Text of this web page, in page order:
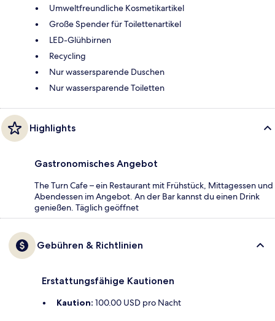
Umweltfreundliche Kosmetikartikel
Große Spender für Toilettenartikel
LED-Glühbirnen
Recycling
Nur wassersparende Duschen
Nur wassersparende Toiletten
Highlights
Gastronomisches Angebot
The Turn Cafe – ein Restaurant mit Frühstück, Mittagessen und
Abendessen im Angebot. An der Bar kannst du einen Drink
genießen. Täglich geöffnet
Gebühren & Richtlinien
Erstattungsfähige Kautionen
Kaution: 100.00 USD pro Nacht